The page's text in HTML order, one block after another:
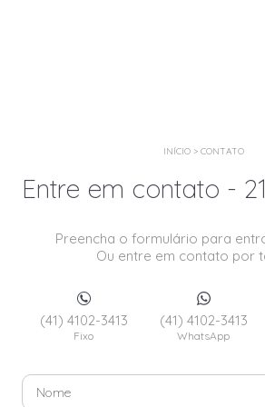
INÍCIO> CONTATO
Entre em contato -
Preencha o formulário para
Ou entre em contato por
(41) 4102-3413
Fixo
(41) 4102-3413
WhatsApp